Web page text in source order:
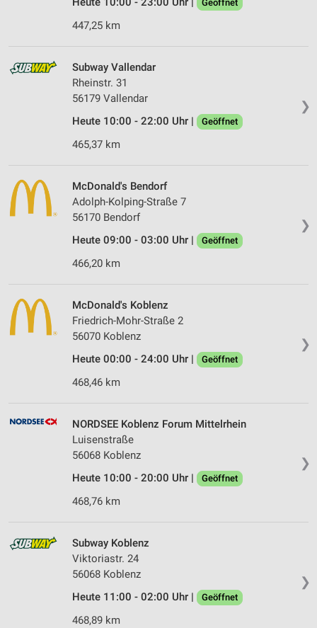
Geöffnet
447,25 km
❯
Subway Vallendar
Rheinstr. 31
56179 Vallendar
Heute 10:00 - 22:00 Uhr |
Geöffnet
465,37 km
❯
McDonald's Bendorf
Adolph-Kolping-Straße 7
56170 Bendorf
Heute 09:00 - 03:00 Uhr |
Geöffnet
466,20 km
❯
McDonald's Koblenz
Friedrich-Mohr-Straße 2
56070 Koblenz
Heute 00:00 - 24:00 Uhr |
Geöffnet
468,46 km
❯
NORDSEE Koblenz Forum Mittelrhein
Luisenstraße
56068 Koblenz
Heute 10:00 - 20:00 Uhr |
Geöffnet
468,76 km
❯
Subway Koblenz
Viktoriastr. 24
56068 Koblenz
Heute 11:00 - 02:00 Uhr |
Geöffnet
468,89 km